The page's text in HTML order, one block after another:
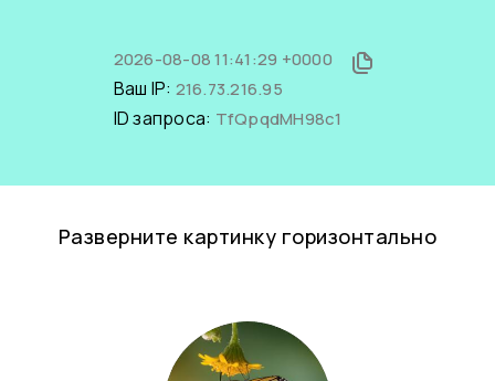
2026-08-08 11:41:29 +0000
Ваш IP: 216.73.216.95
ID запроса: TfQpqdMH98c1
Разверните картинку горизонтально